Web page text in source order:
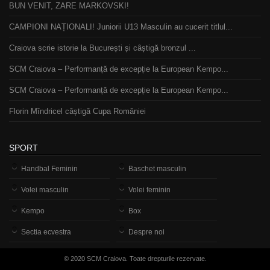
BUN VENIT, ZARE MARKOVSKI!
CAMPIONI NAȚIONALI! Juniorii U13 Masculin au cucerit titlul...
Craiova scrie istorie la București și câștigă bronzul ...
SCM Craiova – Performanță de excepție la European Kempo...
SCM Craiova – Performanță de excepție la European Kempo...
Florin Mîndricel câștigă Cupa României
SPORT
Handbal Feminin Baschet masculin
Volei masculin Volei feminin
Kempo Box
Sectia ecvestra Despre noi
© 2020 SCM Craiova. Toate drepturile rezervate.